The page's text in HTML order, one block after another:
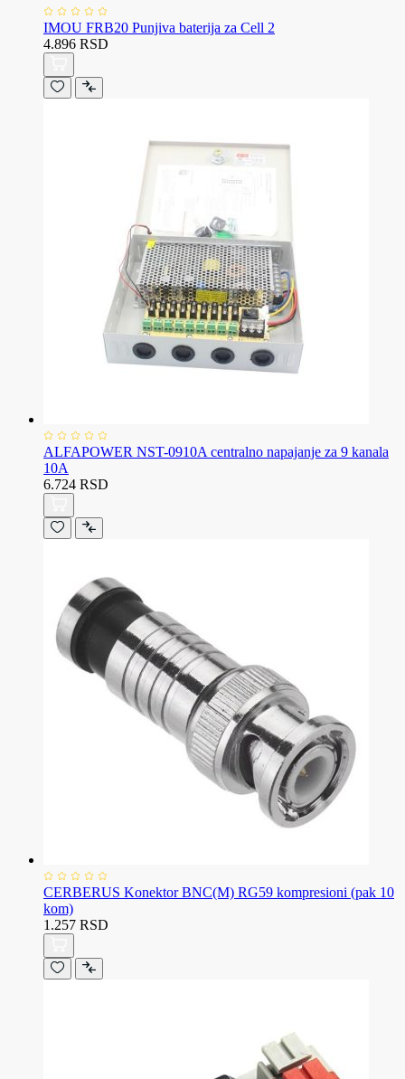
IMOU FRB20 Punjiva baterija za Cell 2
4.896 RSD
ALFAPOWER NST-0910A centralno napajanje za 9 kanala
10A
6.724 RSD
CERBERUS Konektor BNC(M) RG59 kompresioni (pak 10
kom)
1.257 RSD